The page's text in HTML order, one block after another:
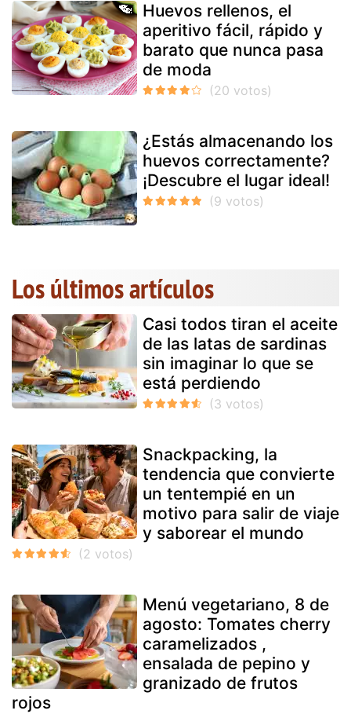
Huevos rellenos, el
aperitivo fácil, rápido y
barato que nunca pasa
de moda
¿Estás almacenando los
huevos correctamente?
¡Descubre el lugar ideal!
Los últimos artículos
Casi todos tiran el aceite
de las latas de sardinas
sin imaginar lo que se
está perdiendo
Snackpacking, la
tendencia que convierte
un tentempié en un
motivo para salir de viaje
y saborear el mundo
Menú vegetariano, 8 de
agosto: Tomates cherry
caramelizados ,
ensalada de pepino y
granizado de frutos
rojos